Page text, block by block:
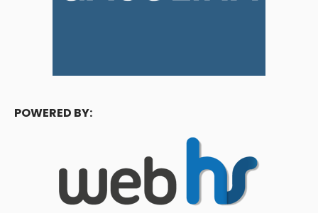
POWERED BY: